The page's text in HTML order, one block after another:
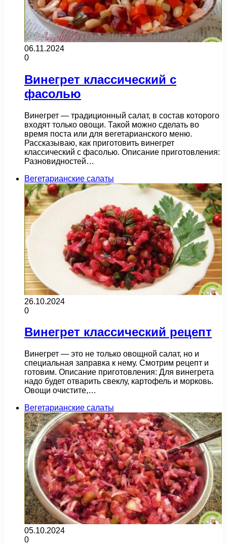
06.11.2024
0
Винегрет классический с
фасолью
Винегрет — традиционный салат, в состав которого
входят только овощи. Такой можно сделать во
время поста или для вегетарианского меню.
Рассказываю, как приготовить винегрет
классический с фасолью. Описание приготовления:
Разновидностей…
Вегетарианские салаты
26.10.2024
0
Винегрет классический рецепт
Винегрет — это не только овощной салат, но и
специальная заправка к нему. Смотрим рецепт и
готовим. Описание приготовления: Для винегрета
надо будет отварить свеклу, картофель и морковь.
Овощи очистите,…
Вегетарианские салаты
05.10.2024
0